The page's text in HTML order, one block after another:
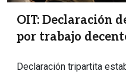
OIT: Declaración
por trabajo
Declaración tripartita